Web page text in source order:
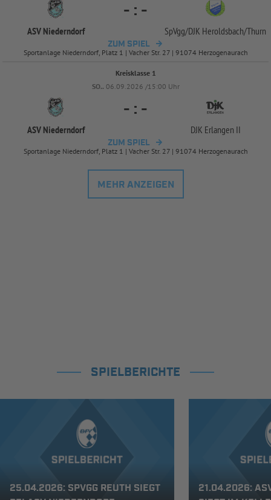
ASV Niederndorf
- : -
SpVgg/DJK Heroldsbach/Thurn
ZUM SPIEL
Sportanlage Niederndorf, Platz 1 | Vacher Str. 27 | 91074 Herzogenaurach
Kreisklasse 1
SO.. 06.09.2026 /15:00 Uhr
ASV Niederndorf
- : -
DJK Erlangen II
ZUM SPIEL
Sportanlage Niederndorf, Platz 1 | Vacher Str. 27 | 91074 Herzogenaurach
MEHR ANZEIGEN
SPIELBERICHTE
25.04.2026: SPVGG REUTH SIEGT
21.04.2026: